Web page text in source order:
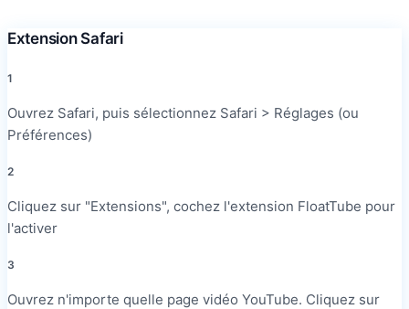
Extension Safari
1
Ouvrez Safari, puis sélectionnez Safari > Réglages (ou
Préférences)
2
Cliquez sur "Extensions", cochez l'extension FloatTube pour
l'activer
3
Ouvrez n'importe quelle page vidéo YouTube. Cliquez sur